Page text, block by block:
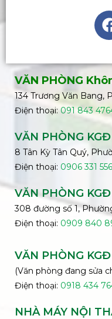
VĂN PHÒNG
134 Trương Văn Bang,
Điện thoại:091 843
VĂN PHÒNG
8 Tân Kỳ Tân Quý,
Điện thoại: 0906 331 556
VĂN PHÒNG KGĐ
308 đường số 1,
Điện thoại: 0909 840
VĂN PHÒNG
(Văn phòng đang sửa
Điện thoại: 0918 434
NHÀ MÁY NỘI